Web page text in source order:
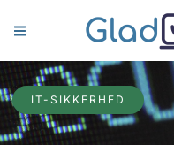
IT-SIKKERHED